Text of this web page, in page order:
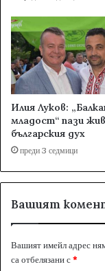
Илия Луков:
младост“ пази жив
българския дух
преди 3 седмици
Вашият
Вашият имейл адрес
са отбелязани с*